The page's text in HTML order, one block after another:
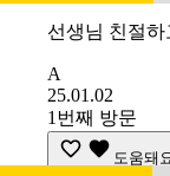
선생님 친절
A
25.01.02
1번째 방문
도움돼